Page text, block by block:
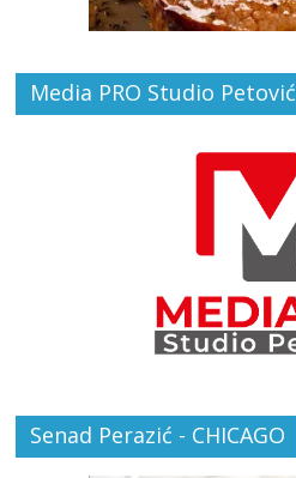
Media PRO Studio Petović
Senad Perazić - CHICAGO